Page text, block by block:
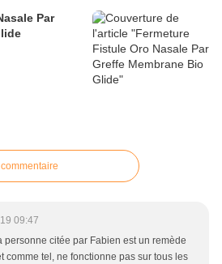
Par
09:47
personne citée par Fabien est un remède
comme tel, ne fonctionne pas sur tous les